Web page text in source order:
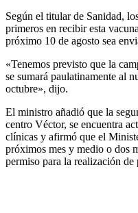
Según el titular de Sanidad,
primeros en recibir esta
próximo 10 de agosto sea
«Tenemos previsto que la
se sumará paulatinamente al
octubre», dijo.
El ministro añadió que la
centro Véctor, se encuentra
clínicas y afirmó que el
próximos mes y medio o dos
permiso para la realización de